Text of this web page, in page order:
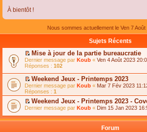
À bientôt !
Nous sommes actuellement le Ven 7 Août
Sujets Récents
C
o
n
s
u
l
t
e
r
l
e
Mise à jour de la partie bureaucratie
Dernier message par Koub « Ven 4 Août 2023
Réponses : 102
C
o
n
s
u
t
Weekend Jeux - Printemps 2023
Dernier message par Koub « Mar 7 Fév 2023
Réponses : 1
C
n
Weekend Jeux - Printemps 2023 -
Dernier message par Koub « Dim 15 Jan 2023
Forum